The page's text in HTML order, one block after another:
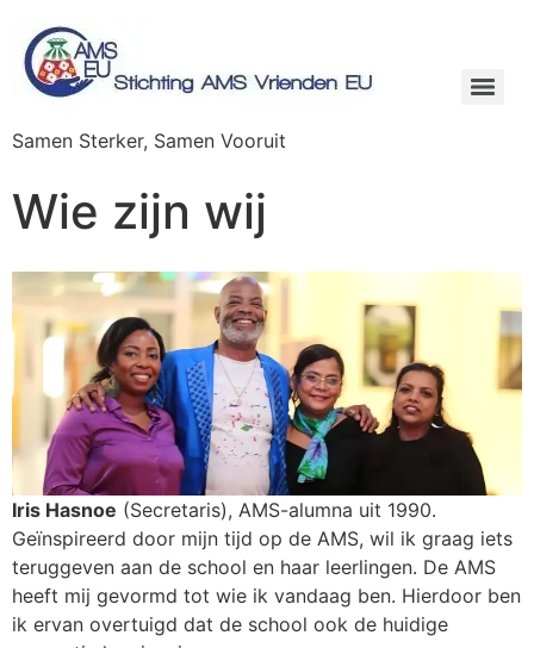
Samen Sterker, Samen Vooruit
Wie zijn wij
Iris Hasnoe (Secretaris), AMS-alumna uit 1990.
Geïnspireerd door mijn tijd op de AMS, wil ik graag iets
teruggeven aan de school en haar leerlingen. De AMS
heeft mij gevormd tot wie ik vandaag ben. Hierdoor ben
ik ervan overtuigd dat de school ook de huidige